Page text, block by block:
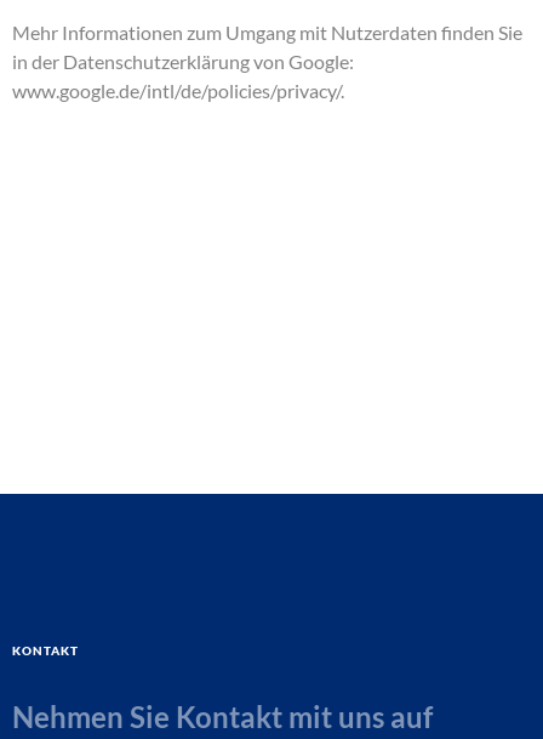
Mehr Informationen zum Umgang mit Nutzerdaten finden Sie
in der Datenschutzerklärung von Google:
www.google.de/intl/de/policies/privacy/.
Kontakt
Nehmen Sie Kontakt mit uns auf